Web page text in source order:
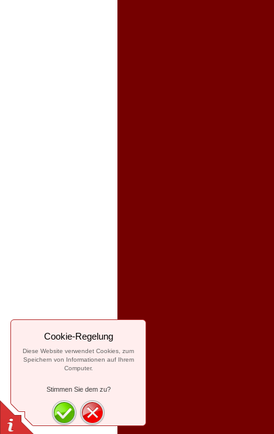
Cookie-Regelung
Diese Website verwendet Cookies, zum
Speichern von Informationen auf Ihrem
Computer.
Stimmen Sie dem zu?